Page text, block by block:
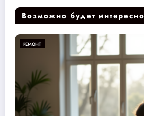
Возможно будет интересно